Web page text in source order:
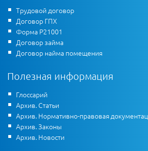
Трудовой договор
Договор ГПХ
Форма Р21001
Договор займа
Договор найма помещения
Полезная информация
Глоссарий
Архив. Статьи
Архив. Нормативно-правовая
Архив. Законы
Архив. Новости